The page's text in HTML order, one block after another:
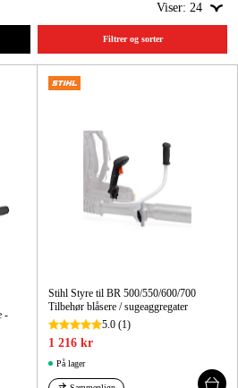
Viser: 24
Filtrer og sorter
-
Stihl Styre til BR 500/550/600/700
Tilbehør blåsere / sugeaggregater
5.0 (1)
1 216 kr
På lager